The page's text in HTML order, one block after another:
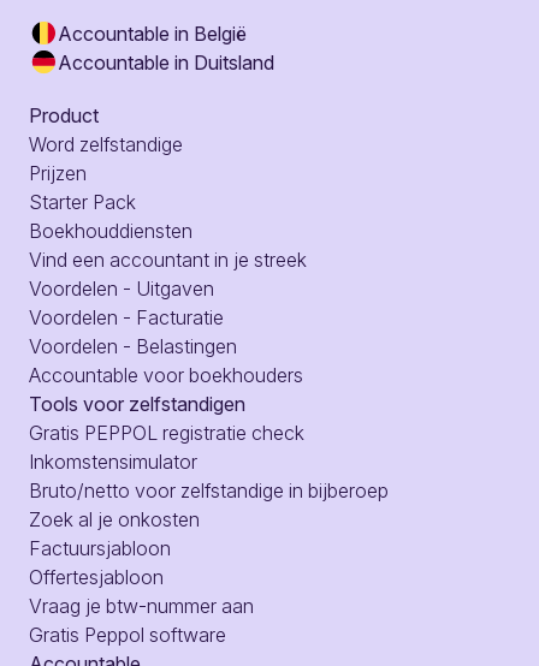
Accountable in België
Accountable in Duitsland
Product
Word zelfstandige
Prijzen
Starter Pack
Boekhouddiensten
Vind een accountant in je streek
Voordelen - Uitgaven
Voordelen - Facturatie
Voordelen - Belastingen
Accountable voor boekhouders
Tools voor zelfstandigen
Gratis PEPPOL registratie check
Inkomstensimulator
Bruto/netto voor zelfstandige in bijberoep
Zoek al je onkosten
Factuursjabloon
Offertesjabloon
Vraag je btw-nummer aan
Gratis Peppol software